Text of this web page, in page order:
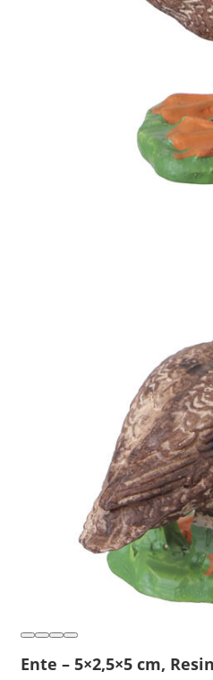
Ente – 5×2,5×5 cm,